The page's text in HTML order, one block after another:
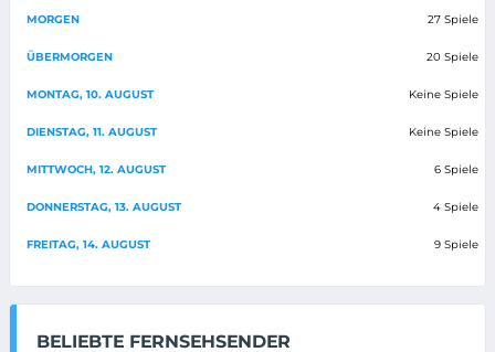
MORGEN 27 Spiele
ÜBERMORGEN 20 Spiele
MONTAG, 10. AUGUST Keine Spiele
DIENSTAG, 11. AUGUST Keine Spiele
MITTWOCH, 12. AUGUST 6 Spiele
DONNERSTAG, 13. AUGUST 4 Spiele
FREITAG, 14. AUGUST 9 Spiele
BELIEBTE FERNSEHSENDER